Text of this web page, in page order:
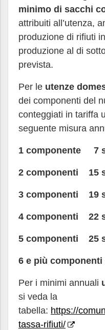
minimo di sacchi
attribuiti all’utenza,
produzione di rifiuti
produzione al di
prevista.
Per le utenze
dei componenti del
conteggiati in tariffa
seguente misura
1 componente 7
2 componenti 15
3 componenti 19
4 componenti 22
5 componenti 25
6 e più componenti
Per i minimi annuali
si veda la
tabella: https://
tassa-rifiuti/